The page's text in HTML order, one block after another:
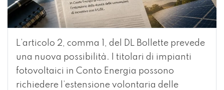
L’articolo 2, comma 1, del DL Bollette prevede
una nuova possibilità. I titolari di impianti
fotovoltaici in Conto Energia possono
richiedere l’estensione volontaria delle